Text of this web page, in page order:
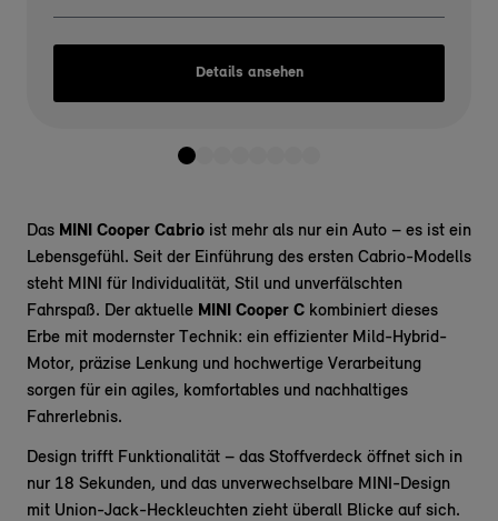
Details ansehen
Das MINI Cooper Cabrio ist mehr als nur ein Auto – es ist ein
Lebensgefühl. Seit der Einführung des ersten Cabrio-Modells
steht MINI für Individualität, Stil und unverfälschten
Fahrspaß. Der aktuelle MINI Cooper C kombiniert dieses
Erbe mit modernster Technik: ein effizienter Mild-Hybrid-
Motor, präzise Lenkung und hochwertige Verarbeitung
sorgen für ein agiles, komfortables und nachhaltiges
Fahrerlebnis.
Design trifft Funktionalität – das Stoffverdeck öffnet sich in
nur 18 Sekunden, und das unverwechselbare MINI-Design
mit Union-Jack-Heckleuchten zieht überall Blicke auf sich.